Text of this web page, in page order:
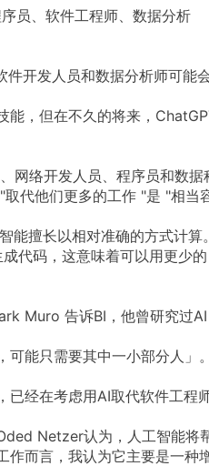
员、软件工程师、数据分析
件开发人员和数据分析师可能
能，但在不久的将来，
网络开发人员、程序员和数据
代他们更多的工作 "是 "相当
能擅长以相对准确的方式计算。
代码，这意味着可以用更少的
Muro 告诉BI，他曾研究过AI
能只需要其中一小部分人」。
已经在考虑用AI取代软件工程
Netzer认为，人工智能将
作而言，我认为它主要是一种